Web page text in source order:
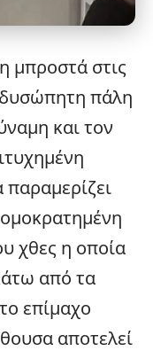
μπροστά στις
πάλη
και τον
παραμερίζει
χθες η οποία
από τα
επίμαχο
αποτελεί